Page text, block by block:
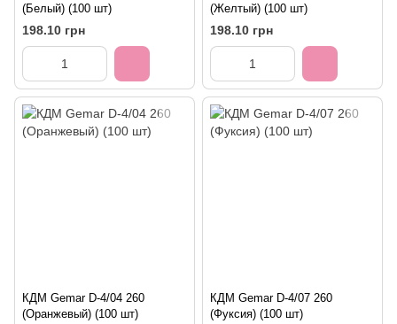
(Белый) (100 шт)
198.10 грн
(Желтый) (100 шт)
198.10 грн
КДМ Gemar D-4/04 260
(Оранжевый) (100 шт)
КДМ Gemar D-4/07 260
(Фуксия) (100 шт)